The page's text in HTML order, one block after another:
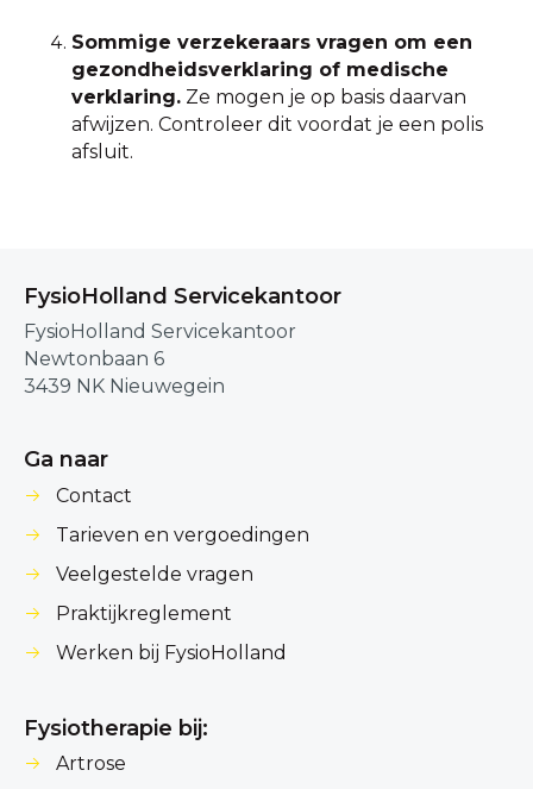
Sommige verzekeraars vragen om een
gezondheidsverklaring of medische
verklaring. Ze mogen je op basis daarvan
afwijzen. Controleer dit voordat je een polis
afsluit.
FysioHolland Servicekantoor
FysioHolland Servicekantoor
Newtonbaan 6
3439 NK Nieuwegein
Ga naar
Contact
Tarieven en vergoedingen
Veelgestelde vragen
Praktijkreglement
Werken bij FysioHolland
Fysiotherapie bij:
Artrose